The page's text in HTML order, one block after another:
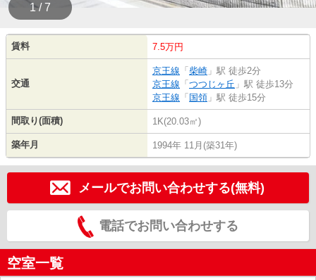
1 / 7
賃料 7.5万円
交通
京王線 「 柴崎 」駅 徒歩2分
京王線 「 つつじヶ丘 」駅 徒歩13分
京王線 「 国領 」駅 徒歩15分
間取り(面積) 1K(20.03㎡)
築年月 1994年 11月(築31年)
メールでお問い合わせする(無料)
電話でお問い合わせする
空室一覧